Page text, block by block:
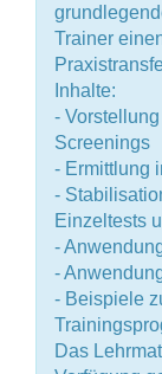
Trainer
Inhalte:
-
Screenings
- Ermittlung
-
Einzeltests
-
-
- Beispiele
Das